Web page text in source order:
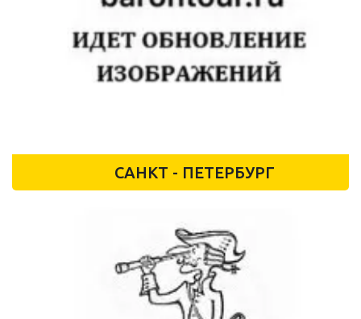
САНКТ - ПЕТЕРБУРГ